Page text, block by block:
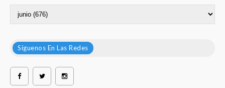
Síguenos En Las Redes